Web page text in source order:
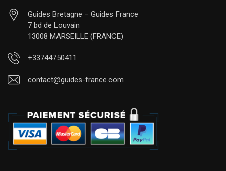
Guides Bretagne – Guides France
7 bd de Louvain
13008 MARSEILLE (FRANCE)
+33744750411
contact@guides-france.com